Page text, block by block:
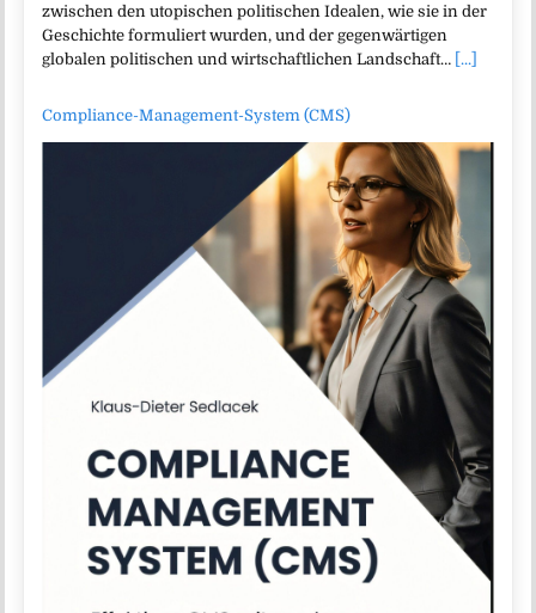
zwischen den utopischen politischen Idealen, wie sie in der
Geschichte formuliert wurden, und der gegenwärtigen
globalen politischen und wirtschaftlichen Landschaft… [...]
Compliance-Management-System (CMS)